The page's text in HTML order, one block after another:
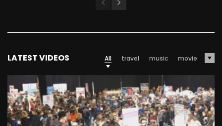
LATEST VIDEOS All travel music movie